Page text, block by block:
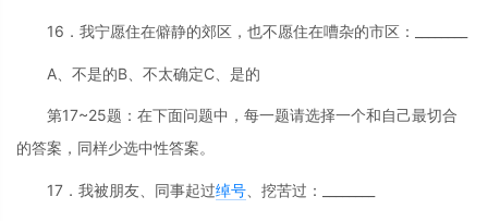
16．我宁愿住在僻静的郊区，也不愿住在嘈杂的市区：________
A、不是的B、不太确定C、是的
第17~25题：在下面问题中，每一题请选择一个和自己最切合
的答案，同样少选中性答案。
17．我被朋友、同事起过绰号 、挖苦过：________